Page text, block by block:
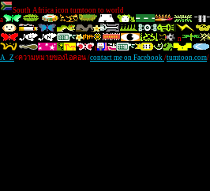
South Afriica icon tumtoon to world
a
n
t
A_Z<ความหมายของไอคอน /contact me on Facebook /tumtoon.com/